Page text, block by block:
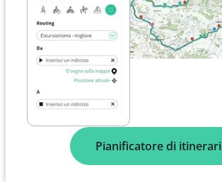
Pianificatore di itinerari